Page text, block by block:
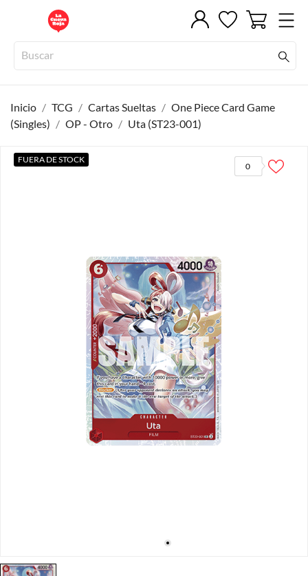
Inicio TCG Cartas Sueltas
One Piece Card Game
(Singles)
OP - Otro Uta (ST23-001)
0
FUERA DE STOCK